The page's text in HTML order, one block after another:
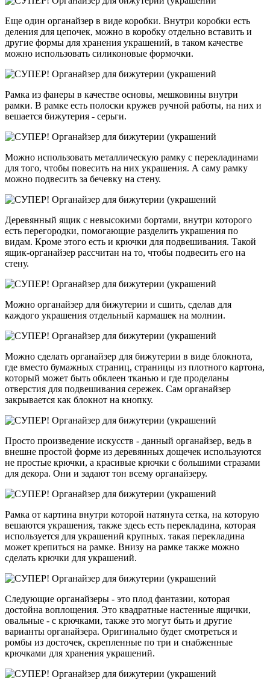
Еще один органайзер в виде коробки. Внутри коробки есть
деления для цепочек, можно в коробку отдельно вставить и
другие формы для хранения украшений, в таком качестве
можно использовать силиконовые формочки.
Рамка из фанеры в качестве основы, мешковины внутри
рамки. В рамке есть полоски кружев ручной работы, на них и
вешается бижутерия - серьги.
Можно использовать металлическую рамку с перекладинами
для того, чтобы повесить на них украшения. А саму рамку
можно подвесить за бечевку на стену.
Деревянный ящик с невысокими бортами, внутри которого
есть перегородки, помогающие разделить украшения по
видам. Кроме этого есть и крючки для подвешивания. Такой
ящик-органайзер рассчитан на то, чтобы подвесить его на
стену.
Можно органайзер для бижутерии и сшить, сделав для
каждого украшения отдельный кармашек на молнии.
Можно сделать органайзер для бижутерии в виде блокнота,
где вместо бумажных страниц, страницы из плотного картона,
который может быть обклеен тканью и где проделаны
отверстия для подвешивания сережек. Сам органайзер
закрывается как блокнот на кнопку.
Просто произведение искусств - данный органайзер, ведь в
внешне простой форме из деревянных дощечек используются
не простые крючки, а красивые крючки с большими стразами
для декора. Они и задают тон всему органайзеру.
Рамка от картина внутри которой натянута сетка, на которую
вешаются украшения, также здесь есть перекладина, которая
используется для украшений крупных. такая перекладина
может крепиться на рамке. Внизу на рамке также можно
сделать крючки для украшений.
Следующие органайзеры - это плод фантазии, которая
достойна воплощения. Это квадратные настенные ящички,
овальные - с крючками, также это могут быть и другие
варианты органайзера. Оригинально будет смотреться и
ромбы из досточек, скрепленные по три и снабженные
крючками для хранения украшений.